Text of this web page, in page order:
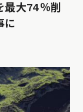
最大74％削
に